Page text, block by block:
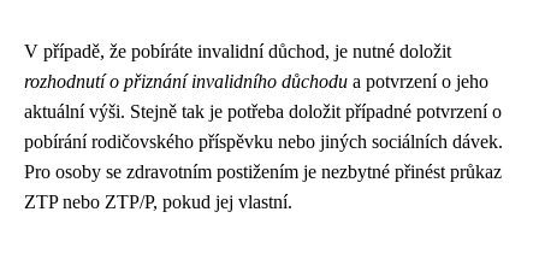
V případě, že pobíráte invalidní důchod, je nutné doložit
rozhodnutí o přiznání invalidního důchodu a potvrzení o jeho
aktuální výši. Stejně tak je potřeba doložit případné potvrzení o
pobírání rodičovského příspěvku nebo jiných sociálních dávek.
Pro osoby se zdravotním postižením je nezbytné přinést průkaz
ZTP nebo ZTP/P, pokud jej vlastní.